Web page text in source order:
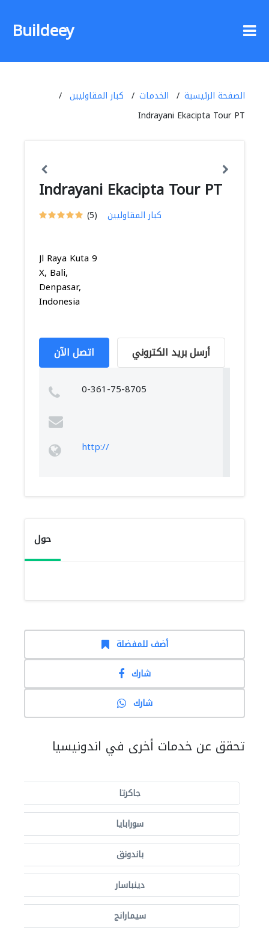
Buildeey
الصفحة الرئيسية الخدمات
كبار المقاوليين
Indrayani Ekacipta Tour PT
Indrayani Ekacipta Tour PT
(5) كبار المقاوليين
Jl Raya Kuta 9
X, Bali,
Denpasar,
Indonesia
اتصل الآن أرسل بريد الكتروني
0-361-75-8705
http://
حول
أضف للمفضلة
شارك
شارك
تحقق عن خدمات أخرى في اندونيسيا
جاكرتا
سورابايا
باندونق
دينباسار
سيمارانج